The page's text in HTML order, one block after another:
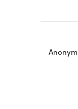
Anonym